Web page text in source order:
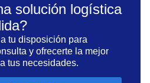
solución logística
tu disposición para
y ofrecerte la mejor
tus necesidades.